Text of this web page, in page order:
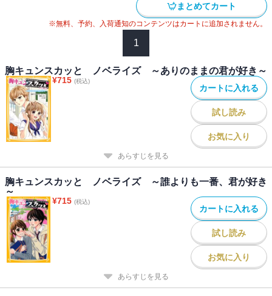
まとめてカート
※無料、予約、入荷通知のコンテンツはカートに追加されません。
1
胸キュンスカッと ノベライズ ～ありのままの君が好き～
¥715 (税込)
カートに入れる
試し読み
お気に入り
あらすじを見る
胸キュンスカッと ノベライズ ～誰よりも一番、君が好き
～
¥715 (税込)
カートに入れる
試し読み
お気に入り
あらすじを見る